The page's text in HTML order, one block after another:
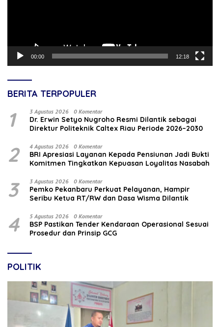
00:00 12:18
BERITA TERPOPULER
1 3 Agustus 2026 0 Komentar
‎Dr. Erwin Setyo Nugroho Resmi Dilantik sebagai
Direktur Politeknik Caltex Riau Periode 2026–2030
2 4 Agustus 2026 0 Komentar
BRI Apresiasi Layanan Kepada Pensiunan Jadi Bukti
Komitmen Tingkatkan Kepuasan Loyalitas Nasabah
3 3 Agustus 2026 0 Komentar
Pemko Pekanbaru Perkuat Pelayanan, Hampir
Seribu Ketua RT/RW dan Dasa Wisma Dilantik
4 5 Agustus 2026 0 Komentar
BSP Pastikan Tender Kendaraan Operasional Sesuai
Prosedur dan Prinsip GCG
POLITIK